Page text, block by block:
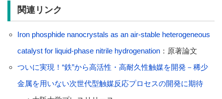
関連リンク
Iron phosphide nanocrystals as an air-stable heterogeneous
catalyst for liquid-phase nitrile hydrogenation：原著論文
ついに実現！“鉄”から高活性・高耐久性触媒を開発－稀少
金属を用いない次世代型触媒反応プロセスの開発に期待